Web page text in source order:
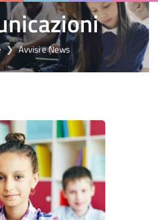
Avvisi e News